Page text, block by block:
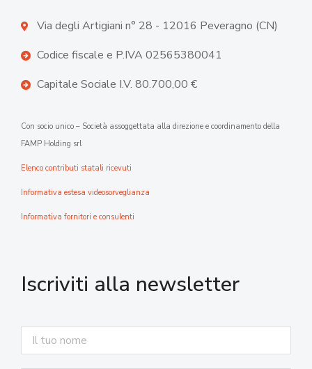
Via degli Artigiani n° 28 - 12016 Peveragno (CN)
Codice fiscale e P.IVA 02565380041
Capitale Sociale I.V. 80.700,00 €
Con socio unico – Società assoggettata alla direzione e coordinamento della
FAMP Holding srl
Elenco contributi statali ricevuti
Informativa estesa videosorveglianza
Informativa fornitori e consulenti
Iscriviti alla newsletter